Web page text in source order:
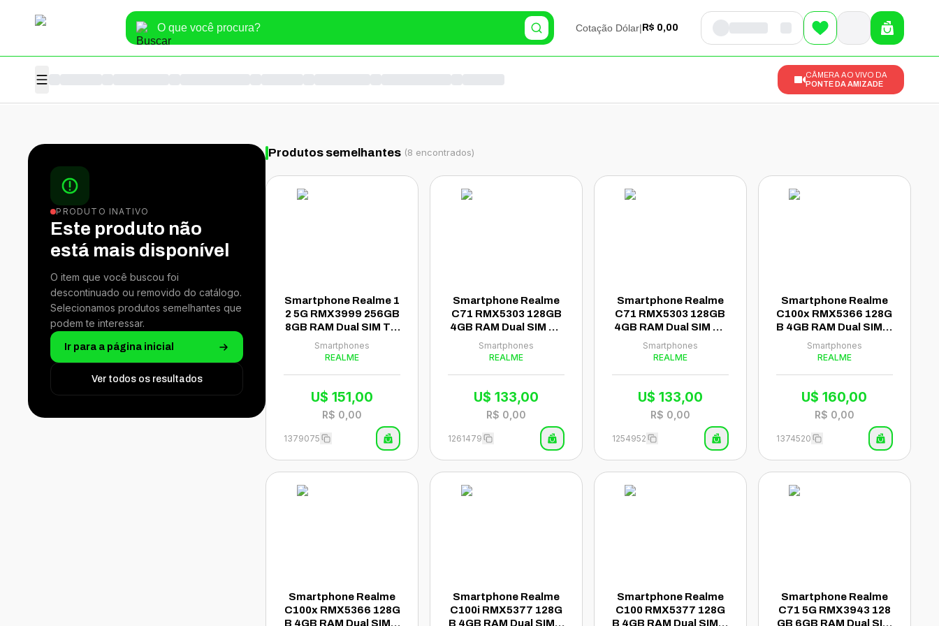
Cotação Dólar| R$ 0,00
CÂMERA AO VIVO DA
PONTE DA AMIZADE
PRODUTO INATIVO
Este produto não
está mais disponível
O item que você buscou foi
descontinuado ou removido do catálogo.
Selecionamos produtos semelhantes que
podem te interessar.
Ir para a página inicial
Ver todos os resultados
Produtos semelhantes (8 encontrados)
Smartphone Realme 1
2 5G RMX3999 256GB
8GB RAM Dual SIM Tel
a 6.72 - Roxo (Anatel)
Smartphones
REALME
U$151,00
R$ 0,00
1379075
Smartphone Realme
C71 RMX5303 128GB
4GB RAM Dual SIM NF
C Tela 6.67" - Forest
Owl (Anatel)
Smartphones
REALME
U$133,00
R$ 0,00
1261479
Smartphone Realme
C71 RMX5303 128GB
4GB RAM Dual SIM NF
C Tela 6.67" - Branco
(Anatel)
Smartphones
REALME
U$ 133,00
R$ 0,00
1254952
Smartphone Realme
C100x RMX5366 128G
B 4GB RAM Dual SIM N
FC Tela 6.8" - Dourado
(Anatel)
Smartphones
REALME
U$160,00
R$ 0,00
1374520
Smartphone Realme
C100x RMX5366 128G
B 4GB RAM Dual SIM N
Smartphone Realme
C100i RMX5377 128G
B 4GB RAM Dual SIM N
Smartphone Realme
C100 RMX5377 128G
B 4GB RAM Dual SIM N
Smartphone Realme
C71 5G RMX3943 128
GB 6GB RAM Dual SIM